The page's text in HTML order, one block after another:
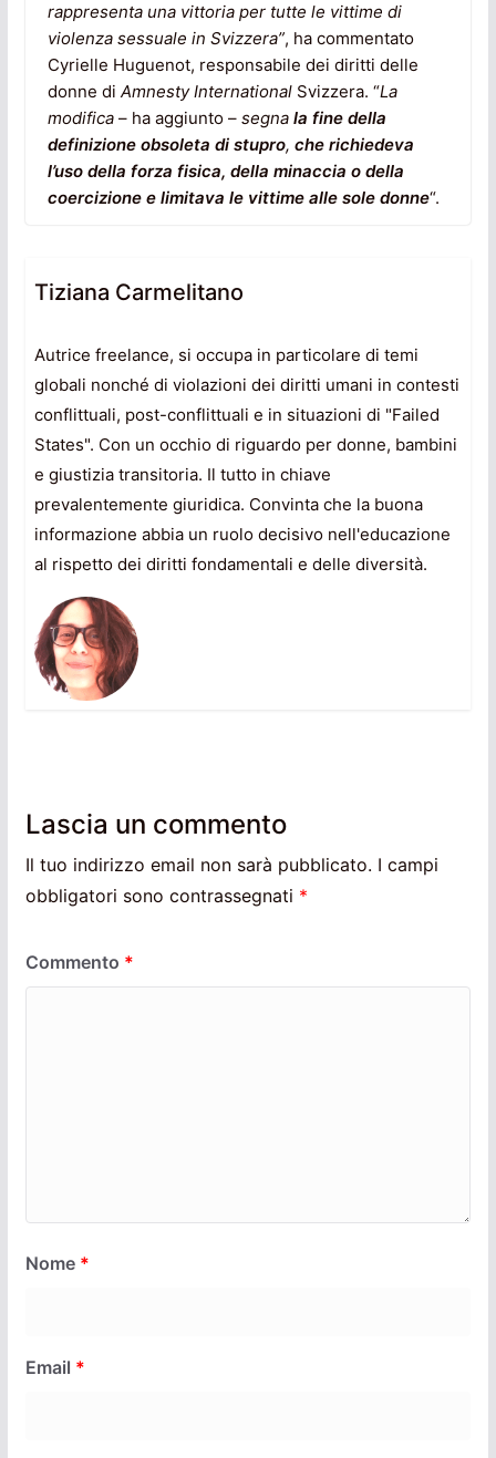
rappresenta una vittoria per tutte le vittime di
violenza sessuale in Svizzera”, ha commentato
Cyrielle Huguenot, responsabile dei diritti delle
donne di Amnesty InternationalSvizzera. “La
modifica– ha aggiunto – segna la fine della
definizione obsoleta di stupro, che richiedeva
l’uso della forza fisica, della minaccia o della
coercizione e limitava le vittime alle sole donne“.
Tiziana Carmelitano
Autrice freelance, si occupa in particolare di temi
globali nonché di violazioni dei diritti umani in contesti
conflittuali, post-conflittuali e in situazioni di "Failed
States". Con un occhio di riguardo per donne, bambini
e giustizia transitoria. Il tutto in chiave
prevalentemente giuridica. Convinta che la buona
informazione abbia un ruolo decisivo nell'educazione
al rispetto dei diritti fondamentali e delle diversità.
Lascia un commento
Il tuo indirizzo email non sarà pubblicato. I campi
obbligatori sono contrassegnati *
Commento *
Nome *
Email *